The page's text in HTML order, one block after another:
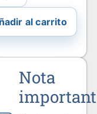
al carrito
Nota